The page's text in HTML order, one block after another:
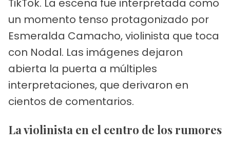
TikTok. La escena fue interpretada como
un momento tenso protagonizado por
Esmeralda Camacho, violinista que toca
con Nodal. Las imágenes dejaron
abierta la puerta a múltiples
interpretaciones, que derivaron en
cientos de comentarios.
La violinista en el centro de los rumores